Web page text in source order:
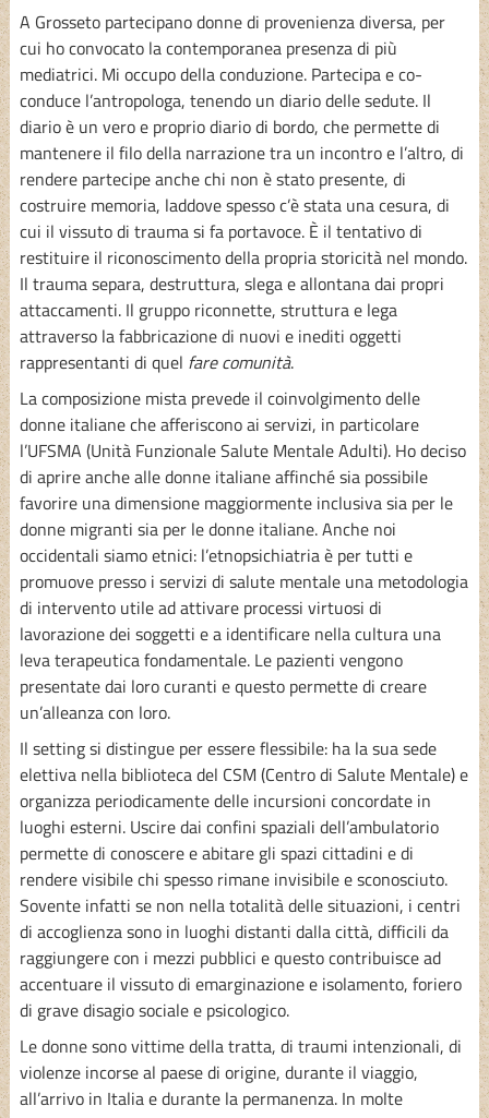
A Grosseto partecipano donne di provenienza diversa, per
cui ho convocato la contemporanea presenza di più
mediatrici. Mi occupo della conduzione. Partecipa e co-
conduce l’antropologa, tenendo un diario delle sedute. Il
diario è un vero e proprio diario di bordo, che permette di
mantenere il filo della narrazione tra un incontro e l’altro, di
rendere partecipe anche chi non è stato presente, di
costruire memoria, laddove spesso c’è stata una cesura, di
cui il vissuto di trauma si fa portavoce. È il tentativo di
restituire il riconoscimento della propria storicità nel mondo.
Il trauma separa, destruttura, slega e allontana dai propri
attaccamenti. Il gruppo riconnette, struttura e lega
attraverso la fabbricazione di nuovi e inediti oggetti
rappresentanti di quel fare comunità.
La composizione mista prevede il coinvolgimento delle
donne italiane che afferiscono ai servizi, in particolare
l’UFSMA (Unità Funzionale Salute Mentale Adulti). Ho deciso
di aprire anche alle donne italiane affinché sia possibile
favorire una dimensione maggiormente inclusiva sia per le
donne migranti sia per le donne italiane. Anche noi
occidentali siamo etnici: l’etnopsichiatria è per tutti e
promuove presso i servizi di salute mentale una metodologia
di intervento utile ad attivare processi virtuosi di
lavorazione dei soggetti e a identificare nella cultura una
leva terapeutica fondamentale. Le pazienti vengono
presentate dai loro curanti e questo permette di creare
un’alleanza con loro.
Il setting si distingue per essere flessibile: ha la sua sede
elettiva nella biblioteca del CSM (Centro di Salute Mentale) e
organizza periodicamente delle incursioni concordate in
luoghi esterni. Uscire dai confini spaziali dell’ambulatorio
permette di conoscere e abitare gli spazi cittadini e di
rendere visibile chi spesso rimane invisibile e sconosciuto.
Sovente infatti se non nella totalità delle situazioni, i centri
di accoglienza sono in luoghi distanti dalla città, difficili da
raggiungere con i mezzi pubblici e questo contribuisce ad
accentuare il vissuto di emarginazione e isolamento, foriero
di grave disagio sociale e psicologico.
Le donne sono vittime della tratta, di traumi intenzionali, di
violenze incorse al paese di origine, durante il viaggio,
all’arrivo in Italia e durante la permanenza. In molte